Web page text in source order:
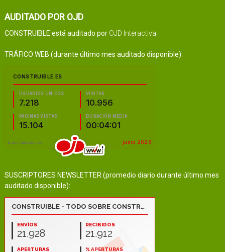
AUDITADO POR OJD
CONSTRUIBLE está auditado por OJD Interactiva
TRÁFICO WEB (durante último mes auditado disponible):
SUSCRIPTORES NEWSLETTER (promedio diario durante último mes
auditado disponible):